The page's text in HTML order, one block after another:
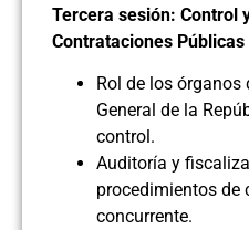
Tercera sesión: Control
Contrataciones Públicas
Rol de los órganos
General de la
control.
Auditoría y
procedimientos de
concurrente.